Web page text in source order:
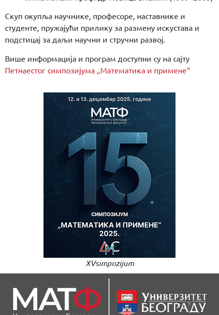
Скуп окупља научнике, професоре, наставнике и
студенте, пружајући прилику за размену искустава и
подстицај за даљи научни и стручни развој.
Више информација и програм доступни су на сајту
Петнаестог симпозијума „Математика и примене“
XVsimpozijum